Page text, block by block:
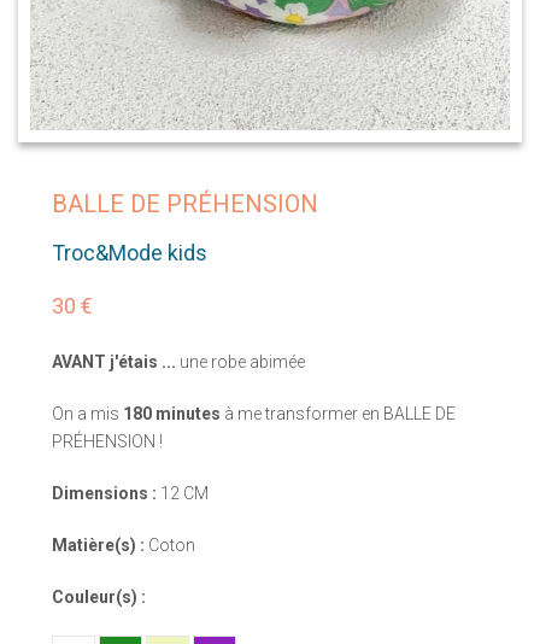
BALLE DE PRÉHENSION
Troc&Mode kids
30 €
AVANT j'étais ... une robe abimée
On a mis 180 minutes à me transformer en BALLE DE
PRÉHENSION !
Dimensions : 12 CM
Matière(s) : Coton
Couleur(s) :